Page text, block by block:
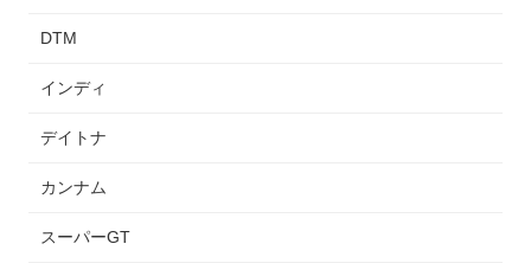
DTM
インディ
デイトナ
カンナム
スーパーGT